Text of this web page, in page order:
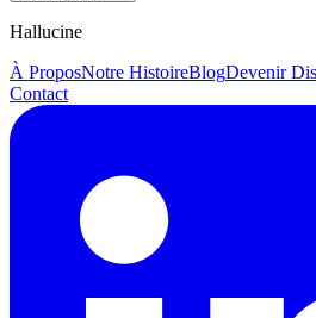
Hallucine
À ProposNotre HistoireBlogDevenir
Contact